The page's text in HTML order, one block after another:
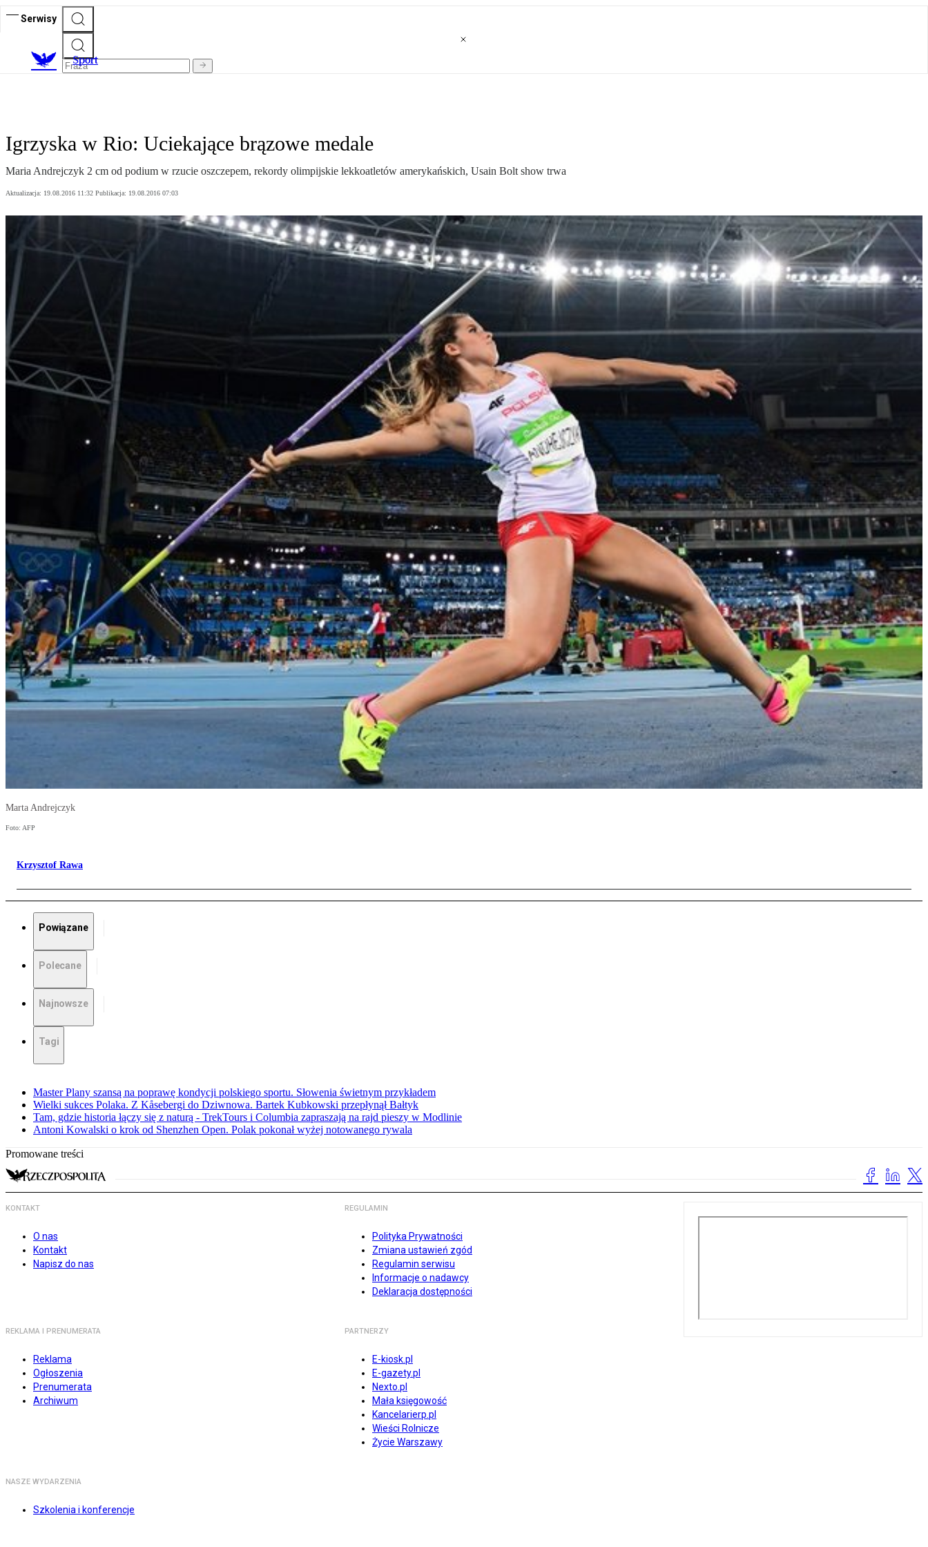
Serwisy
Sport
Igrzyska w Rio: Uciekające brązowe medale
Maria Andrejczyk 2 cm od podium w rzucie oszczepem, rekordy olimpijskie lekkoatletów amerykańskich, Usain Bolt show trwa
Aktualizacja: 19.08.2016 11:32 Publikacja: 19.08.2016 07:03
Marta Andrejczyk
Foto: AFP
Krzysztof Rawa
Powiązane
Polecane
Najnowsze
Tagi
Master Plany szansą na poprawę kondycji polskiego sportu. Słowenia świetnym przykładem
Wielki sukces Polaka. Z Kåsebergi do Dziwnowa. Bartek Kubkowski przepłynął Bałtyk
Tam, gdzie historia łączy się z naturą - TrekTours i Columbia zapraszają na rajd pieszy w Modlinie
Antoni Kowalski o krok od Shenzhen Open. Polak pokonał wyżej notowanego rywala
Promowane treści
KONTAKT
O nas
Kontakt
Napisz do nas
REGULAMIN
Polityka Prywatności
Zmiana ustawień zgód
Regulamin serwisu
Informacje o nadawcy
Deklaracja dostępności
REKLAMA I PRENUMERATA
Reklama
Ogłoszenia
Prenumerata
Archiwum
PARTNERZY
E-kiosk.pl
E-gazety.pl
Nexto.pl
Mała księgowość
Kancelarierp.pl
Wieści Rolnicze
Życie Warszawy
NASZE WYDARZENIA
Szkolenia i konferencje